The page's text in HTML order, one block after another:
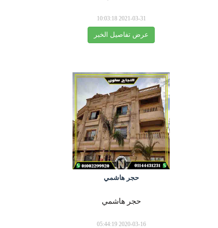
2021-03-31 10:03:18
عرض تفاصيل الخبر
حجر هاشمي
حجر هاشمي
2020-03-16 05:44:19